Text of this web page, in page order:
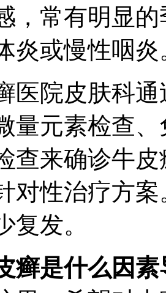
，常有明显
炎或慢性咽炎
医院皮肤科
量元素检查
查来确诊牛
对性治疗方
复发。
癣是什么因素